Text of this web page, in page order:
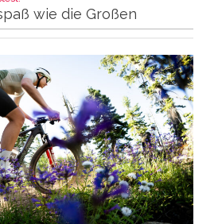
wie die Großen